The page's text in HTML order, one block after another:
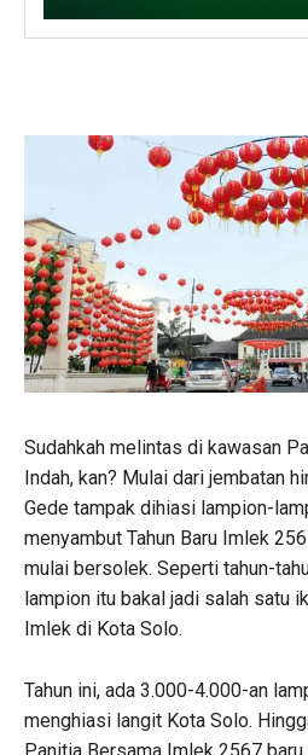
Sudahkah melintas di kawasan
Indah, kan? Mulai dari jembatan
Gede tampak dihiasi lampion-
menyambut Tahun Baru Imlek
mulai bersolek. Seperti tahun-
lampion itu bakal jadi salah satu
Imlek di Kota Solo.
Tahun ini, ada 3.000-4.000-an
menghiasi langit Kota Solo.
Panitia Bersama Imlek 2567